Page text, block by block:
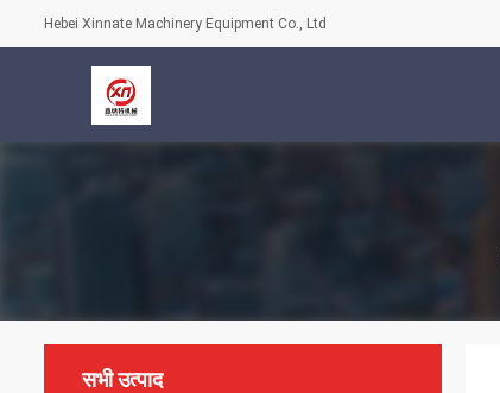
Hebei Xinnate Machinery Equipment Co., Ltd
सभी उत्पाद